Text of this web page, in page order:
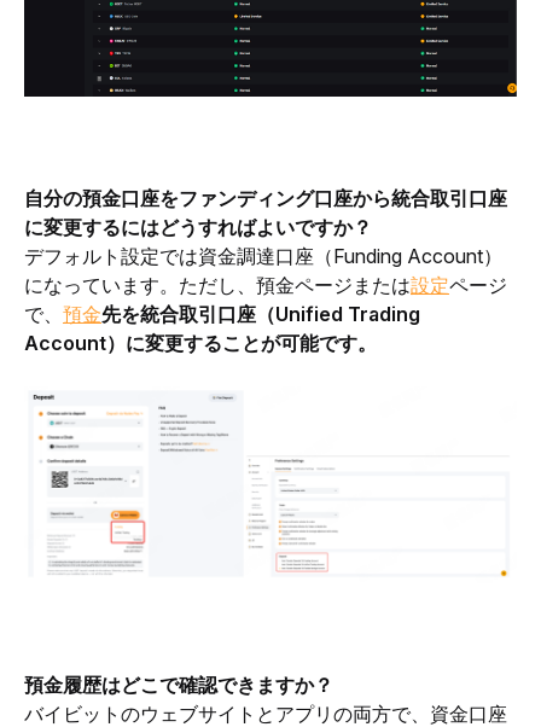
自分の預金口座をファンディング口座から統合取引口座
に変更するにはどうすればよいですか？
デフォルト設定では資金調達口座（Funding Account）
になっています。ただし、預金ページまたは設定ページ
で、 預金先を統合取引口座（Unified Trading
Account）に変更することが可能です。
預金履歴はどこで確認できますか？
バイビットのウェブサイトとアプリの両方で、資金口座